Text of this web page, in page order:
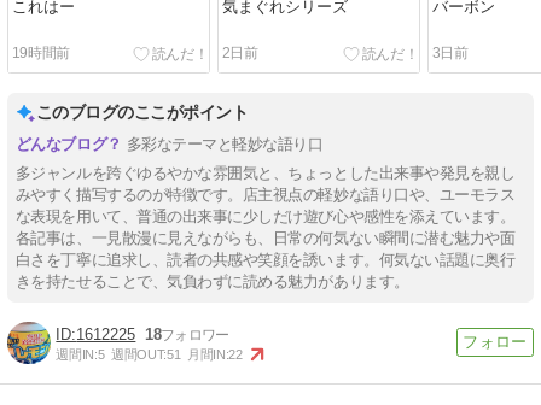
これはー
19時間前
気まぐれシリーズ
2日前
バーボン
3日前
このブログのここがポイント
多彩なテーマと軽妙な語り口
多ジャンルを跨ぐゆるやかな雰囲気と、ちょっとした出来事や発見を親し
みやすく描写するのが特徴です。店主視点の軽妙な語り口や、ユーモラス
な表現を用いて、普通の出来事に少しだけ遊び心や感性を添えています。
各記事は、一見散漫に見えながらも、日常の何気ない瞬間に潜む魅力や面
白さを丁寧に追求し、読者の共感や笑顔を誘います。何気ない話題に奥行
きを持たせることで、気負わずに読める魅力があります。
1612225 18
週間IN:5 週間OUT:51 月間IN:22